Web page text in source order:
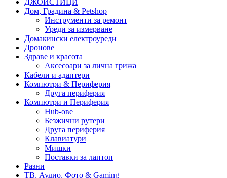
ДЖОЙСТИЦИ
Дом, Градина & Petshop
Инструменти за ремонт
Уреди за измерване
Домакински електроуреди
Дронове
Здраве и красота
Аксесоари за лична грижа
Кабели и адаптери
Компютри & Периферия
Друга периферия
Компютри и Периферия
Hub-ове
Безжични рутери
Друга периферия
Клавиатури
Мишки
Поставки за лаптоп
Разни
ТВ, Аудио, Фото & Gaming